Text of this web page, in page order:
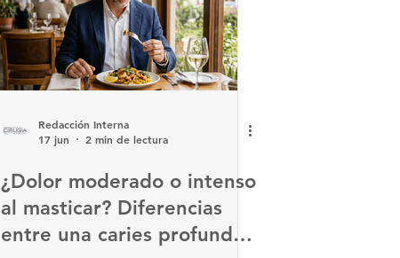
Redacción Interna
17 jun
2 min de lectura
¿Dolor moderado o intenso
al masticar? Diferencias
entre una caries profunda